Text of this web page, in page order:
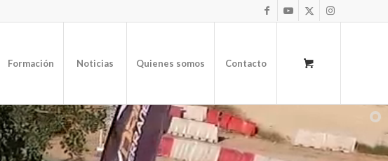
Formación Noticias Quienes somos Contacto